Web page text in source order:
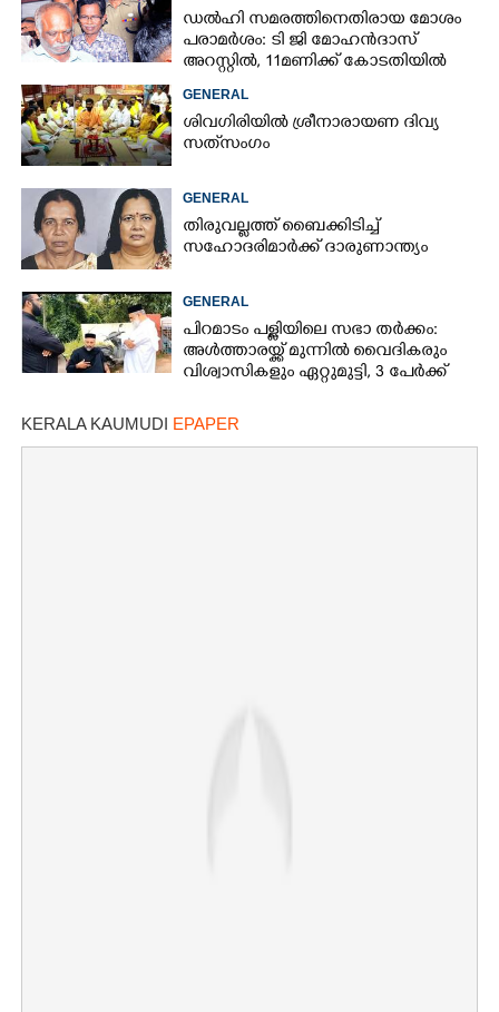
ഡൽഹി സമരത്തിനെതിരായ മോശം
പരാമർശം: ടി ജി മോഹൻദാസ്
അറസ്റ്റിൽ, 11മണിക്ക് കോടതിയിൽ
GENERAL
ശിവഗിരിയിൽ ശ്രീനാരായണ ദിവ്യ
സത്‌സംഗം
GENERAL
തിരുവല്ലത്ത് ബൈക്കിടിച്ച്
സഹോദരിമാർക്ക് ദാരുണാന്ത്യം
GENERAL
പിറമാടം പള്ളിയിലെ സഭാ തർക്കം:
അൾത്താരയ്ക്ക് മുന്നിൽ വൈദികരും
വിശ്വാസികളും ഏറ്റുമുട്ടി, 3 പേർക്ക്
KERALA KAUMUDI EPAPER